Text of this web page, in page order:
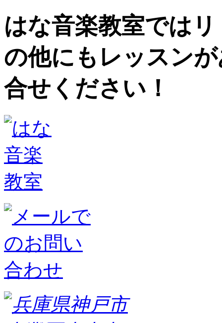
はな音楽教室では
の他にもレッスン
合せください！